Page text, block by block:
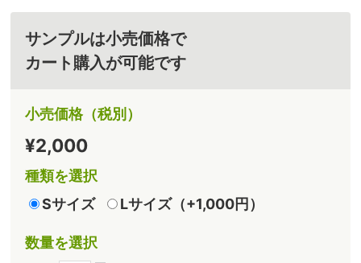
サンプルは小売価格で
カート購入が可能です
小売価格（税別）
¥2,000
種類を選択
Sサイズ
Lサイズ（+1,000円）
数量を選択